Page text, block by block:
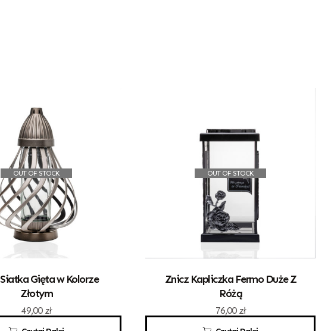
OUT OF STOCK
Gięta w Kolorze
Złotym
49,00 zł
OUT OF STOCK
Znicz Kapliczka Fermo Duże Z
Różą
76,00 zł